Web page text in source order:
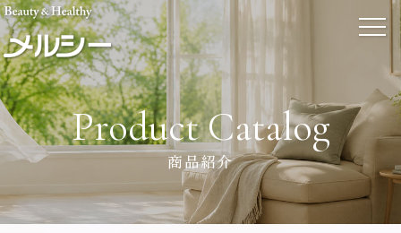
Product Catalog
商品紹介